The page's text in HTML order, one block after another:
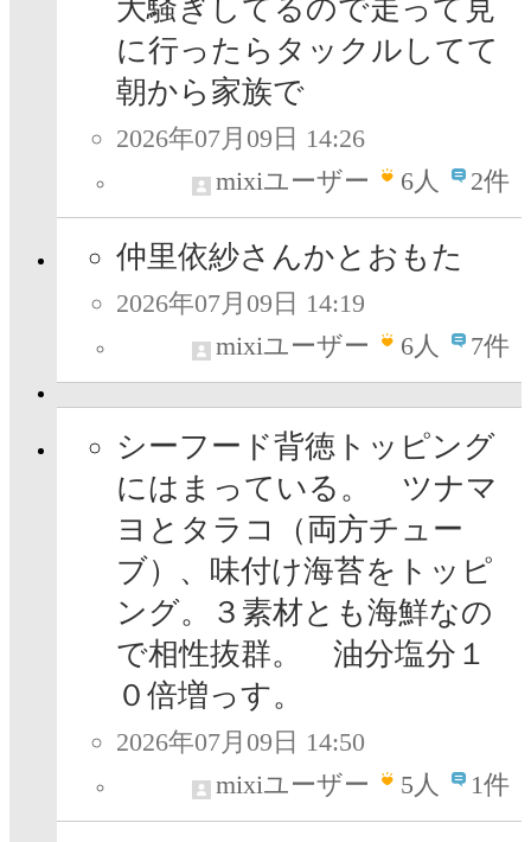
大騒ぎしてるので走って見
に行ったらタックルしてて
朝から家族で
2026年07月09日 14:26
mixiユーザー
6人 2件
仲里依紗さんかとおもた
2026年07月09日 14:19
mixiユーザー
6人 7件
シーフード背徳トッピング
にはまっている。 ツナマ
ヨとタラコ（両方チュー
ブ）、味付け海苔をトッピ
ング。３素材とも海鮮なの
で相性抜群。 油分塩分１
０倍増っす。
2026年07月09日 14:50
mixiユーザー
5人 1件